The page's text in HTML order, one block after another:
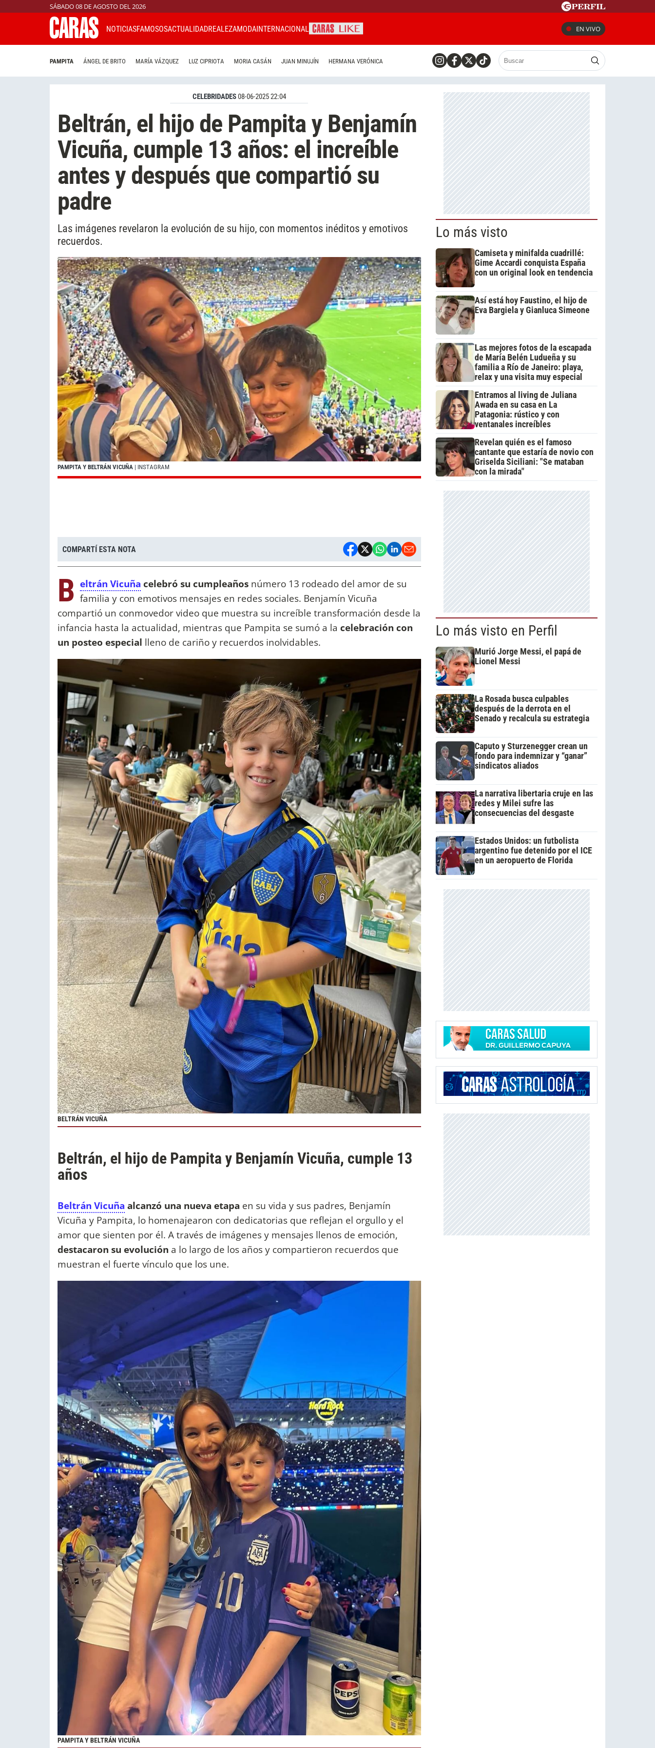
SÁBADO 08 DE AGOSTO DEL 2026
NOTICIASFAMOSOSACTUALIDADREALEZAMODAINTERNACIONAL EN VIVO
PAMPITA ÁNGEL DE BRITO MARÍA VÁZQUEZ LUZ CIPRIOTA MORIA CASÁN JUAN MINUJÍN HERMANA VERÓNICA
CELEBRIDADES08-06-2025 22:04
Beltrán, el hijo de Pampita y Benjamín
Vicuña, cumple 13 años: el increíble
antes y después que compartió su
padre
Las imágenes revelaron la evolución de su hijo, con momentos inéditos y emotivos
recuerdos.
PAMPITA Y BELTRÁN VICUÑA | INSTAGRAM
COMPARTÍ ESTA NOTA
B eltrán Vicuña celebró su cumpleaños número 13 rodeado del amor de su
familia y con emotivos mensajes en redes sociales. Benjamín Vicuña
compartió un conmovedor video que muestra su increíble transformación desde la
infancia hasta la actualidad, mientras que Pampita se sumó a la celebración con
un posteo especial lleno de cariño y recuerdos inolvidables.
BELTRÁN VICUÑA
Beltrán, el hijo de Pampita y Benjamín Vicuña, cumple 13
años
Beltrán Vicuña alcanzó una nueva etapa en su vida y sus padres, Benjamín
Vicuña y Pampita, lo homenajearon con dedicatorias que reflejan el orgullo y el
amor que sienten por él. A través de imágenes y mensajes llenos de emoción,
destacaron su evolución a lo largo de los años y compartieron recuerdos que
muestran el fuerte vínculo que los une.
PAMPITA Y BELTRÁN VICUÑA
Lo más visto
Camiseta y minifalda cuadrillé:
Gime Accardi conquista España
con un original look en tendencia
Así está hoy Faustino, el hijo de
Eva Bargiela y Gianluca Simeone
Las mejores fotos de la escapada
de María Belén Ludueña y su
familia a Río de Janeiro: playa,
relax y una visita muy especial
Entramos al living de Juliana
Awada en su casa en La
Patagonia: rústico y con
ventanales increíbles
Revelan quién es el famoso
cantante que estaría de novio con
Griselda Siciliani: "Se mataban
con la mirada"
Lo más visto en Perfil
Murió Jorge Messi, el papá de
Lionel Messi
La Rosada busca culpables
después de la derrota en el
Senado y recalcula su estrategia
Caputo y Sturzenegger crean un
fondo para indemnizar y “ganar”
sindicatos aliados
La narrativa libertaria cruje en las
redes y Milei sufre las
consecuencias del desgaste
Estados Unidos: un futbolista
argentino fue detenido por el ICE
en un aeropuerto de Florida